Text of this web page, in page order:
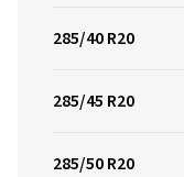
285/40 R20
285/45 R20
285/50 R20